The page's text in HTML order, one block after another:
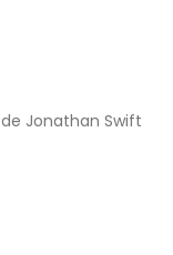
de Jonathan Swift